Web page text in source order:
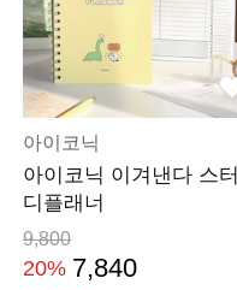
아이코닉
아이코닉 이겨낸다 스터
디플래너
9,800
20% 7,840